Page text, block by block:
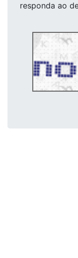
responda ao